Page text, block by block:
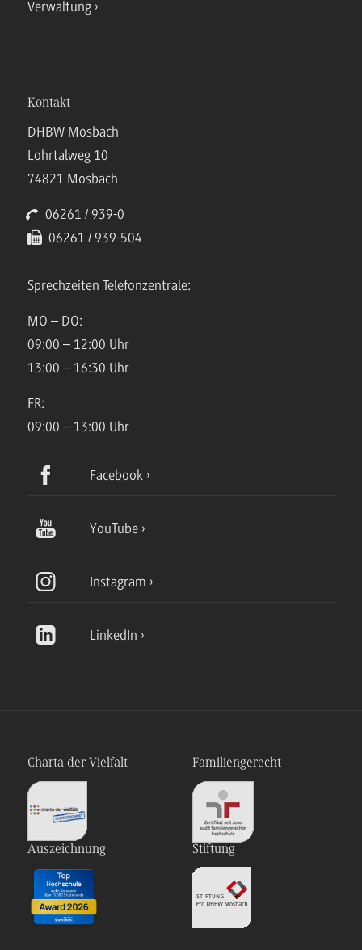
Verwaltung
Kontakt
DHBW Mosbach
Lohrtalweg 10
74821 Mosbach
06261 / 939-0
06261 / 939-504
Sprechzeiten Telefonzentrale:
MO – DO:
09:00 – 12:00 Uhr
13:00 – 16:30 Uhr
FR:
09:00 – 13:00 Uhr
Facebook
YouTube
Instagram
LinkedIn
Charta der Vielfalt Familiengerecht
Auszeichnung Stiftung